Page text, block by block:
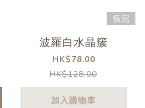
售完
波羅白水晶簇
HK$78.00
HK$128.00
加入購物車